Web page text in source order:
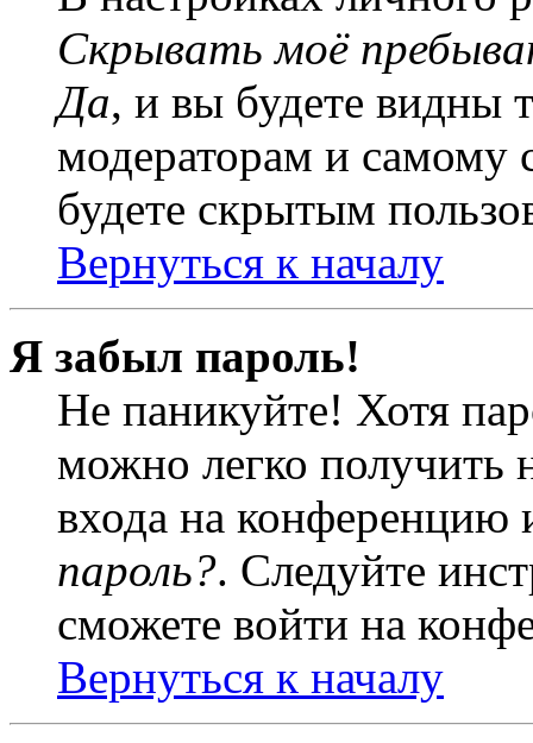
Скрывать моё
Да, и вы будете видны
модераторам и самому
будете скрытым
Вернуться к началу
Я забыл пароль!
Не паникуйте! Хотя
можно легко получить
входа на
пароль?. Следуйте
сможете войти на
Вернуться к началу